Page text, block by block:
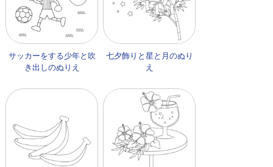
サッカーをする少年と吹
き出しのぬりえ
七夕飾りと星と月のぬり
え